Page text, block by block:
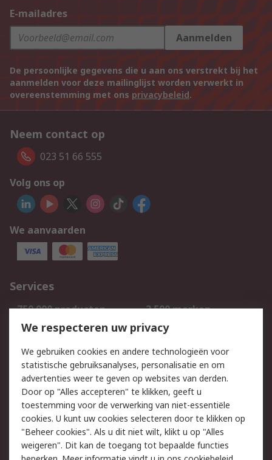
E-mailadres
Aanmelden
De persoonlijke gegevens die u aan ons verstrekt bij het
aanmelden voor deze mailinglijst worden verwerkt in
overeenstemming met ons privacybeleid.
Neem contact op
023 51 66 555
Volg ons op
We aanvaarden
Services
750.000 producten
2.500 merken
Bestellen
Inkoopoplossingen
Track & Trace
Wettelijk
Cookiebeleid
Email veiligheid
Privacybeleid
Websitevoorwaarden
Algemene
We respecteren uw privacy
We gebruiken cookies en andere technologieën voor
statistische gebruiksanalyses, personalisatie en om
advertenties weer te geven op websites van derden.
Door op "Alles accepteren" te klikken, geeft u
toestemming voor de verwerking van niet-essentiële
cookies. U kunt uw cookies selecteren door te klikken op
"Beheer cookies". Als u dit niet wilt, klikt u op "Alles
weigeren". Dit kan de toegang tot bepaalde functies